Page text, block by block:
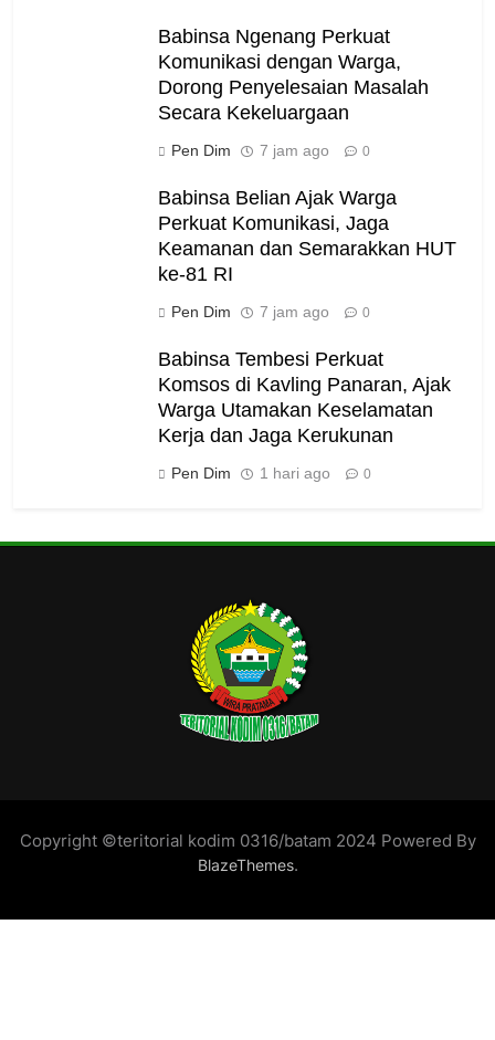
Babinsa Ngenang Perkuat
Komunikasi dengan Warga,
Dorong Penyelesaian Masalah
Secara Kekeluargaan
Pen Dim 7 jam ago 0
Babinsa Belian Ajak Warga
Perkuat Komunikasi, Jaga
Keamanan dan Semarakkan HUT
ke-81 RI
Pen Dim 7 jam ago 0
Babinsa Tembesi Perkuat
Komsos di Kavling Panaran, Ajak
Warga Utamakan Keselamatan
Kerja dan Jaga Kerukunan
Pen Dim 1 hari ago 0
Copyright ©teritorial kodim 0316/batam 2024 Powered By
BlazeThemes.